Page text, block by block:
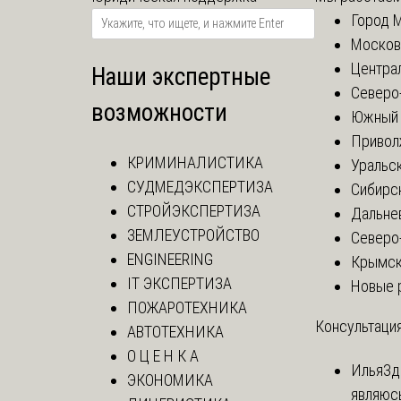
Наши экспертные
возможности
КРИМИНАЛИСТИКА
СУДМЕДЭКСПЕРТИЗА
СТРОЙЭКСПЕРТИЗА
ЗЕМЛЕУСТРОЙСТВО
ENGINEERING
IT ЭКСПЕРТИЗА
ПОЖАРОТЕХНИКА
АВТОТЕХНИКА
О Ц Е Н К А
ЭКОНОМИКА
Город
Южный
Новые
Илья